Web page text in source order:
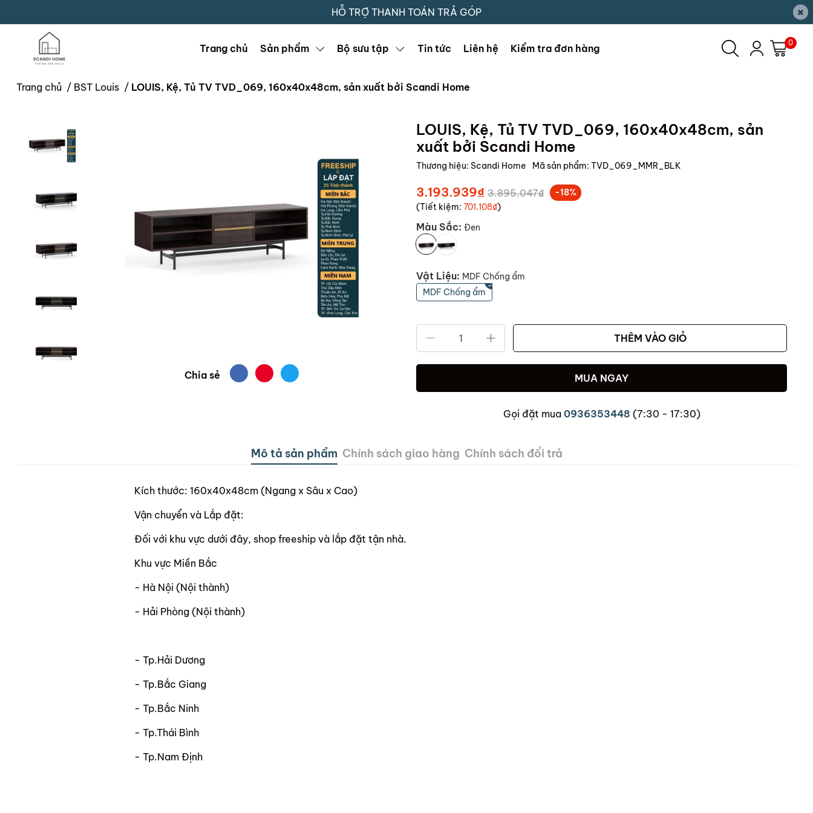
HỖ TRỢ THANH TOÁN TRẢ GÓP ×
Trang chủ Sản phẩm Bộ sưu tập Tin tức Liên hệ Kiểm tra đơn hàng 0
Trang chủ / BST Louis / LOUIS, Kệ, Tủ TV TVD_069, 160x40x48cm, sản xuất bởi Scandi Home
Chia sẻ
LOUIS, Kệ, Tủ TV TVD_069, 160x40x48cm, sản
xuất bởi Scandi Home
Thương hiệu: Scandi Home Mã sản phẩm: TVD_069_MMR_BLK
3.193.939₫ 3.895.047₫
-18%
(Tiết kiệm: 701.108₫)
Màu Sắc: Đen
Vật Liệu: MDF Chống ẩm
MDF Chống ẩm
THÊM VÀO GIỎ
MUA NGAY
Gọi đặt mua 0936353448 (7:30 - 17:30)
Mô tả sản phẩm Chính sách giao hàng Chính sách đổi trả
Kích thước: 160x40x48cm (Ngang x Sâu x Cao)
Vận chuyển và Lắp đặt:
Đối với khu vực dưới đây, shop freeship và lắp đặt tận nhà.
Khu vực Miền Bắc
- Hà Nội (Nội thành)
- Hải Phòng (Nội thành)
- Tp.Hải Dương
- Tp.Bắc Giang
- Tp.Bắc Ninh
- Tp.Thái Bình
- Tp.Nam Định